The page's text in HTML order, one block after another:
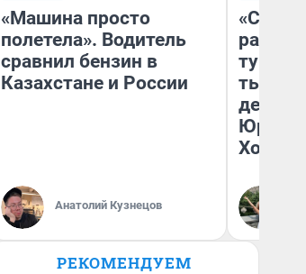
«Машина просто
полетела». Водитель
сравнил бензин в
Казахстане и России
Анатолий Кузнецов
тысяч,
день
РЕКОМЕНДУЕМ